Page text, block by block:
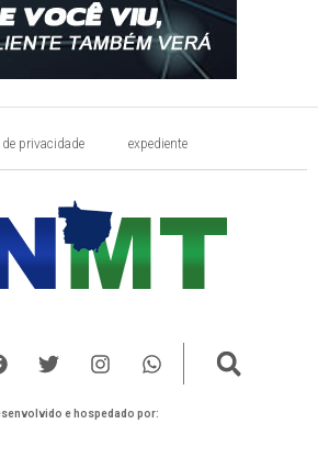
privacidade expediente
e hospedado por: